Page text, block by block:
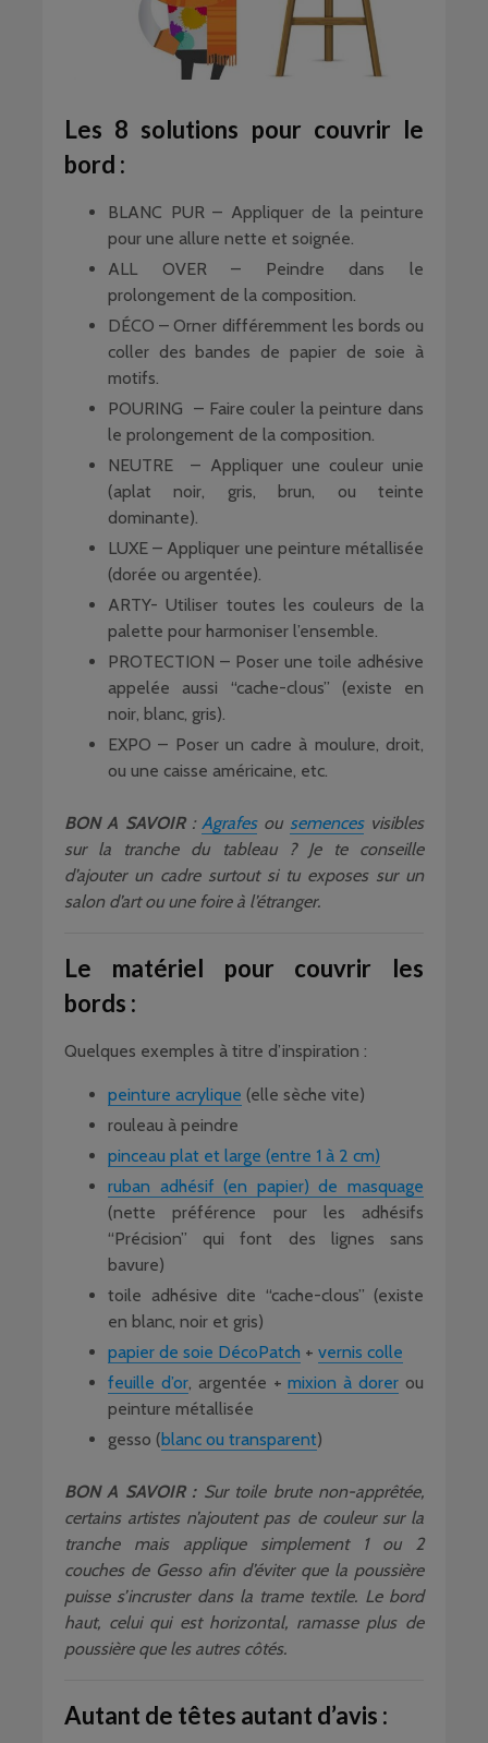
Les 8 solutions pour couvrir le
bord :
BLANC PUR – Appliquer de la peinture
pour une allure nette et soignée.
ALL OVER – Peindre dans le
prolongement de la composition.
DÉCO – Orner différemment les bords ou
coller des bandes de papier de soie à
motifs.
POURING – Faire couler la peinture dans
le prolongement de la composition.
NEUTRE – Appliquer une couleur unie
(aplat noir, gris, brun, ou teinte
dominante).
LUXE – Appliquer une peinture métallisée
(dorée ou argentée).
ARTY- Utiliser toutes les couleurs de la
palette pour harmoniser l’ensemble.
PROTECTION – Poser une toile adhésive
appelée aussi “cache-clous” (existe en
noir, blanc, gris).
EXPO – Poser un cadre à moulure, droit,
ou une caisse américaine, etc.
BON A SAVOIR: Agrafesou semencesvisibles
sur la tranche du tableau ? Je te conseille
d’ajouter un cadre surtout si tu exposes sur un
salon d’art ou une foire à l’étranger.
Le matériel pour couvrir les
bords :
Quelques exemples à titre d’inspiration :
peinture acrylique (elle sèche vite)
rouleau à peindre
pinceau plat et large (entre 1 à 2 cm)
ruban adhésif (en papier) de masquage
(nette préférence pour les adhésifs
“Précision” qui font des lignes sans
bavure)
toile adhésive dite “cache-clous” (existe
en blanc, noir et gris)
papier de soie DécoPatch + vernis colle
feuille d’or, argentée +mixion à dorer ou
peinture métallisée
gesso (blanc ou transparent)
BON A SAVOIR :Sur toile brute non-apprêtée,
certains artistes n’ajoutent pas de couleur sur la
tranche mais applique simplement 1 ou 2
couches de Gesso afin d’éviter que la poussière
puisse s’incruster dans la trame textile. Le bord
haut, celui qui est horizontal, ramasse plus de
poussière que les autres côtés.
Autant de têtes autant d’avis :